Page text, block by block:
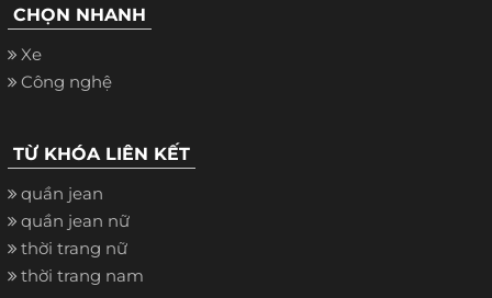
CHỌN NHANH
Xe
Công nghệ
TỪ KHÓA LIÊN KẾT
quần jean
quần jean nữ
thời trang nữ
thời trang nam